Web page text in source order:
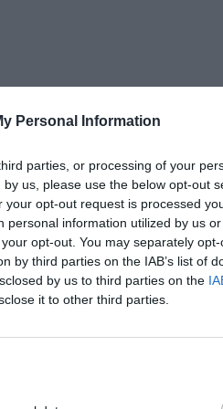
Personal Information
parties, or processing of your
us, please use the below opt-out
opt-out request is processed
information utilized by us
opt-out. You may separately
by third parties on the IAB’s list of
by us to third parties on the
it to other third parties.
5 § och 23 kap. 2
synnerlig risk för